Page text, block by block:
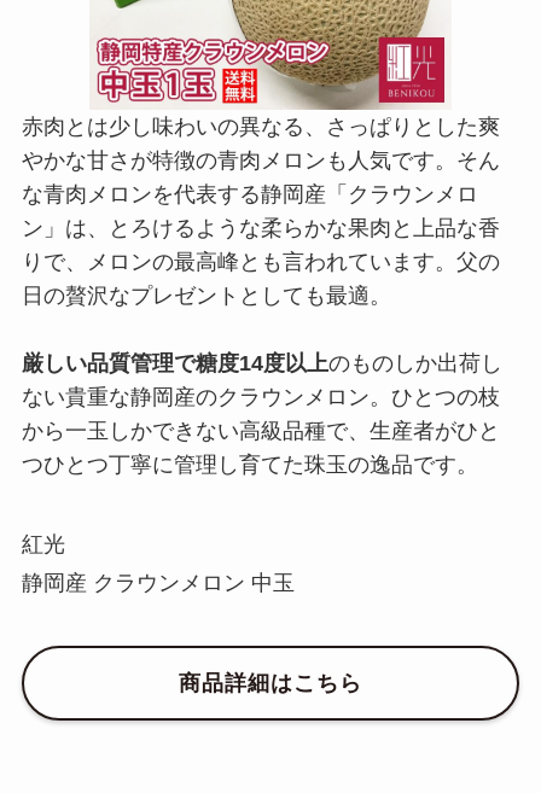
赤肉とは少し味わいの異なる、さっぱりとした爽
やかな甘さが特徴の青肉メロンも人気です。そん
な青肉メロンを代表する静岡産「クラウンメロ
ン」は、とろけるような柔らかな果肉と上品な香
りで、メロンの最高峰とも言われています。父の
日の贅沢なプレゼントとしても最適。
厳しい品質管理で糖度14度以上のものしか出荷し
ない貴重な静岡産のクラウンメロン。ひとつの枝
から一玉しかできない高級品種で、生産者がひと
つひとつ丁寧に管理し育てた珠玉の逸品です。
紅光
静岡産 クラウンメロン 中玉
商品詳細はこちら